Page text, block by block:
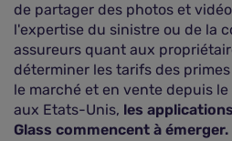
de partager des photos et
l'expertise du sinistre ou de la
assureurs quant aux
déterminer les tarifs des
le marché et en vente depuis
aux Etats-Unis, les
Glass commencent à émerger.